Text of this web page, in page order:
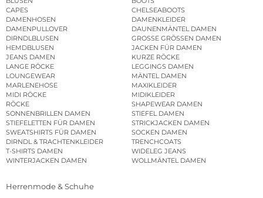
CAPES
CHELSEABOOTS
DAMENHOSEN
DAMENKLEIDER
DAMENPULLOVER
DAUNENMÄNTEL DAMEN
DIRNDLBLUSEN
GROSSE GRÖSSEN DAMEN
HEMDBLUSEN
JACKEN FÜR DAMEN
JEANS DAMEN
KURZE RÖCKE
LANGE RÖCKE
LEGGINGS DAMEN
LOUNGEWEAR
MÄNTEL DAMEN
MARLENEHOSE
MAXIKLEIDER
MIDI RÖCKE
MIDIKLEIDER
RÖCKE
SHAPEWEAR DAMEN
SONNENBRILLEN DAMEN
STIEFEL DAMEN
STIEFELETTEN FÜR DAMEN
STRICKJACKEN DAMEN
SWEATSHIRTS FÜR DAMEN
SOCKEN DAMEN
DIRNDL & TRACHTENKLEIDER
TRENCHCOATS
T-SHIRTS DAMEN
WIDELEG JEANS
WINTERJACKEN DAMEN
WOLLMÄNTEL DAMEN
Herrenmode & Schuhe